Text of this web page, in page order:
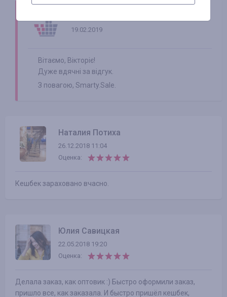
19.02.2019
Вітаємо, Вікторіє!
Дуже вдячні за відгук.
З повагою, Smarty.Sale.
Наталия Потиха
26.12.2018 11:04
Оценка:
Кешбек зараховано вчасно.
Юлия Савицкая
22.05.2018 19:20
Оценка:
Делала заказ, как оптовик :) Быстро оформили заказ,
пришло все, как заказала. И быстро пришёл кешбек,